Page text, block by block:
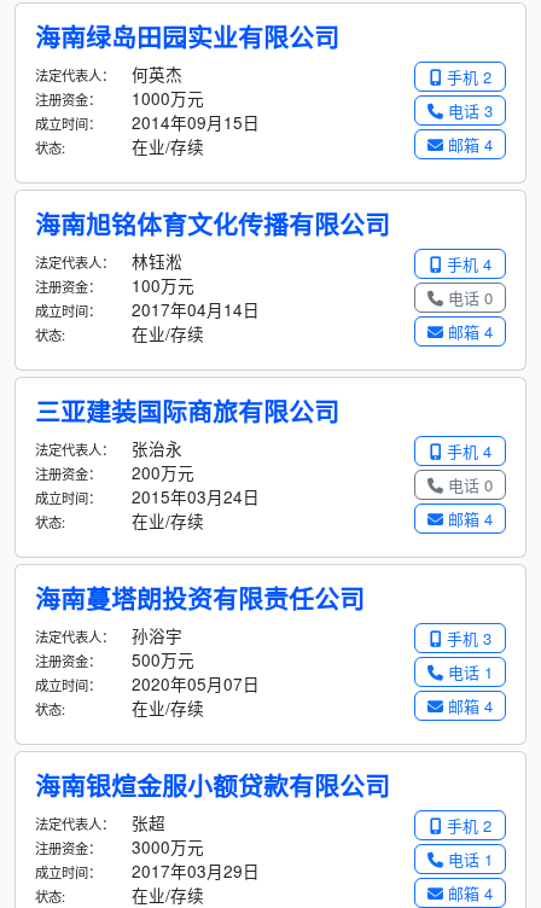
海南绿岛田园实业有限公司
手机 2
电话 3
邮箱 4
法定代表人： 何英杰
注册资金： 1000万元
成立时间： 2014年09月15日
状态: 在业/存续
海南旭铭体育文化传播有限公司
手机 4
电话 0
邮箱 4
法定代表人： 林钰淞
注册资金： 100万元
成立时间： 2017年04月14日
状态: 在业/存续
三亚建装国际商旅有限公司
手机 4
电话 0
邮箱 4
法定代表人： 张治永
注册资金： 200万元
成立时间： 2015年03月24日
状态: 在业/存续
海南蔓塔朗投资有限责任公司
手机 3
电话 1
邮箱 4
法定代表人： 孙浴宇
注册资金： 500万元
成立时间： 2020年05月07日
状态: 在业/存续
海南银煊金服小额贷款有限公司
手机 2
电话 1
邮箱 4
法定代表人： 张超
注册资金： 3000万元
成立时间： 2017年03月29日
状态: 在业/存续